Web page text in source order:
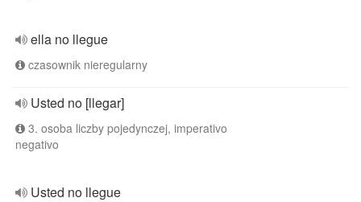
ella no llegue
czasownik nieregularny
Usted no [llegar]
3. osoba liczby pojedynczej, imperativo
negativo
Usted no llegue